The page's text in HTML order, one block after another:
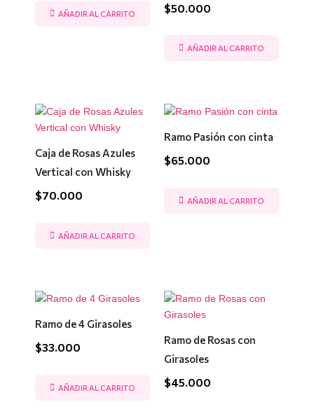
AÑADIR AL CARRITO $50.000
AÑADIR AL CARRITO
Caja de Rosas Azules
Vertical con Whisky
$70.000
AÑADIR AL CARRITO
Ramo Pasión con cinta
$65.000
AÑADIR AL CARRITO
Ramo de 4 Girasoles
$33.000
AÑADIR AL CARRITO
Ramo de Rosas con
Girasoles
$45.000